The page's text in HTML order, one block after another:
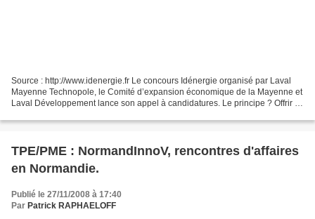
Source : http://www.idenergie.fr Le concours Idénergie organisé par Laval
Mayenne Technopole, le Comité d’expansion économique de la Mayenne et
Laval Développement lance son appel à candidatures. Le principe ? Offrir à
TPE/PME : NormandInnoV, rencontres d'affaires
en Normandie.
Publié le 27/11/2008 à 17:40
Par Patrick RAPHAELOFF